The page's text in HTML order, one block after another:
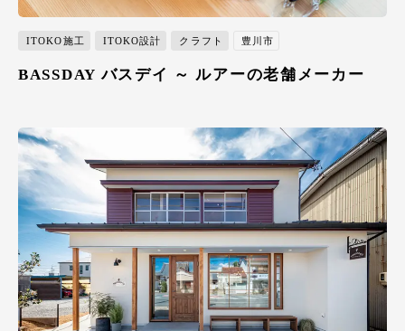
ITOKO施工 ITOKO設計 クラフト 豊川市
BASSDAY バスデイ ～ ルアーの老舗メーカー